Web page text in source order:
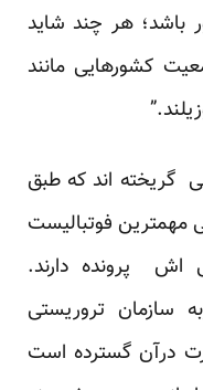
باشد؛ هر چند شاید
کشورهایی مانند
گریخته اند که طبق
مهمترین فوتبالیست
اش پرونده دارند.
دلاربه سازمان تروریستی
درآن گسترده است